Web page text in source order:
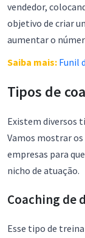
vendedor,
objetivo de criar
aumentar o
Saiba mais: Funil
Tipos de
Existem diversos
Vamos mostrar
empresas para
nicho de atuação.
Coaching de
Esse tipo de